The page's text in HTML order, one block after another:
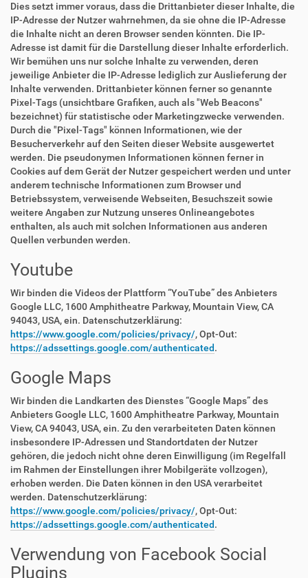
Dies setzt immer voraus, dass die Drittanbieter dieser Inhalte, die
IP-Adresse der Nutzer wahrnehmen, da sie ohne die IP-Adresse
die Inhalte nicht an deren Browser senden könnten. Die IP-
Adresse ist damit für die Darstellung dieser Inhalte erforderlich.
Wir bemühen uns nur solche Inhalte zu verwenden, deren
jeweilige Anbieter die IP-Adresse lediglich zur Auslieferung der
Inhalte verwenden. Drittanbieter können ferner so genannte
Pixel-Tags (unsichtbare Grafiken, auch als "Web Beacons"
bezeichnet) für statistische oder Marketingzwecke verwenden.
Durch die "Pixel-Tags" können Informationen, wie der
Besucherverkehr auf den Seiten dieser Website ausgewertet
werden. Die pseudonymen Informationen können ferner in
Cookies auf dem Gerät der Nutzer gespeichert werden und unter
anderem technische Informationen zum Browser und
Betriebssystem, verweisende Webseiten, Besuchszeit sowie
weitere Angaben zur Nutzung unseres Onlineangebotes
enthalten, als auch mit solchen Informationen aus anderen
Quellen verbunden werden.
Youtube
Wir binden die Videos der Plattform “YouTube” des Anbieters
Google LLC, 1600 Amphitheatre Parkway, Mountain View, CA
94043, USA, ein. Datenschutzerklärung:
https://www.google.com/policies/privacy/, Opt-Out:
https://adssettings.google.com/authenticated.
Google Maps
Wir binden die Landkarten des Dienstes “Google Maps” des
Anbieters Google LLC, 1600 Amphitheatre Parkway, Mountain
View, CA 94043, USA, ein. Zu den verarbeiteten Daten können
insbesondere IP-Adressen und Standortdaten der Nutzer
gehören, die jedoch nicht ohne deren Einwilligung (im Regelfall
im Rahmen der Einstellungen ihrer Mobilgeräte vollzogen),
erhoben werden. Die Daten können in den USA verarbeitet
werden. Datenschutzerklärung:
https://www.google.com/policies/privacy/, Opt-Out:
https://adssettings.google.com/authenticated.
Verwendung von Facebook Social
Plugins